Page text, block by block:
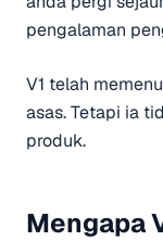
pengalaman
V1 telah
asas. Tetapi ia
produk.
Mengapa